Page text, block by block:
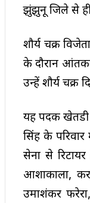
झुंझुनू जिले से
शौर्य चक्र
के दौरान
उन्हें शौर्य चक्र
यह पदक खेतडी
सिंह के
सेना से
आशाकाला,
उमाशंकर